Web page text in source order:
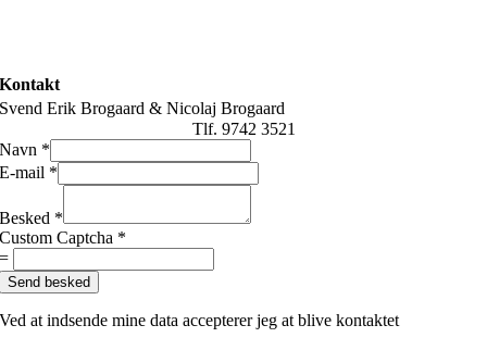
Kontakt
Svend Erik Brogaard & Nicolaj Brogaard
Tlf. 9742 3521
Navn *
E-mail *
Besked *
Custom Captcha *
=
Send besked
Ved at indsende mine data accepterer jeg at blive kontaktet